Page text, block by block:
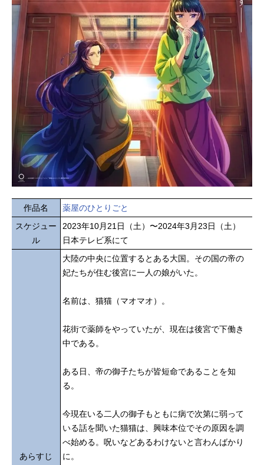
作品名
薬屋のひとりごと
スケジュー
ル
2023年10月21日（土）〜2024年3月23日（土）
日本テレビ系にて
あらすじ
大陸の中央に位置するとある大国。その国の帝の
妃たちが住む後宮に一人の娘がいた。
名前は、猫猫（マオマオ）。
花街で薬師をやっていたが、現在は後宮で下働き
中である。
ある日、帝の御子たちが皆短命であることを知
る。
今現在いる二人の御子もともに病で次第に弱って
いる話を聞いた猫猫は、興味本位でその原因を調
べ始める。呪いなどあるわけないと言わんばかり
に。